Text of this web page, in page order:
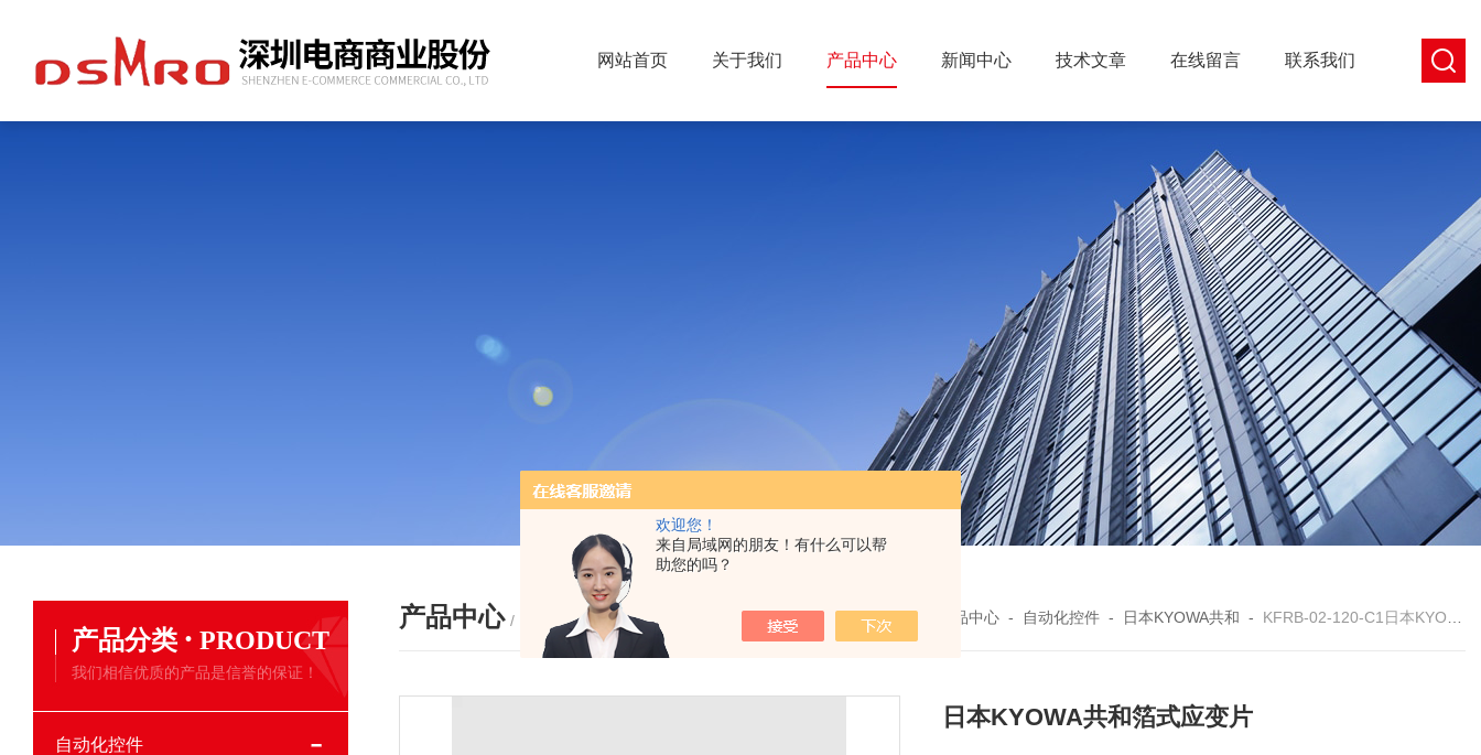
欢迎您！
来自局域网的朋友！有什么可以帮
助您的吗？
网站首页 关于我们 产品中心 新闻中心 技术文章 在线留言 联系我们
产品分类 · PRODUCT
我们相信优质的产品是信誉的保证！
自动化控件
产品中心 / PRODUCTS 您的位置：首页 - 产品中心 - 自动化控件 - 日本KYOWA共和 - KFRB-02-120-C1日本KYOWA共和箔式应变片
日本KYOWA共和箔式应变片